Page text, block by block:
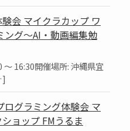
会 マイクラカップ ワ
ング～AI・動画編集勉
16:30開催場所: 沖縄県宜
グラミング体験会 マ
ョップ FMうるま